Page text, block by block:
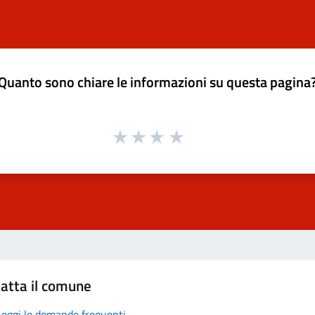
sono chiare le informazioni su questa
il comune